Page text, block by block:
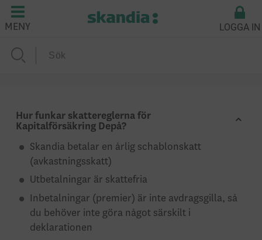
MENY LOGGA IN
Hur funkar skattereglerna för
Kapitalförsäkring Depå?
Skandia betalar en årlig schablonskatt
(avkastningsskatt)
Utbetalningar är skattefria
Inbetalningar (premier) är inte avdragsgilla, så
du behöver inte göra något särskilt i
deklarationen